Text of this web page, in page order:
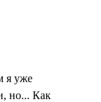
я уже
но... Как